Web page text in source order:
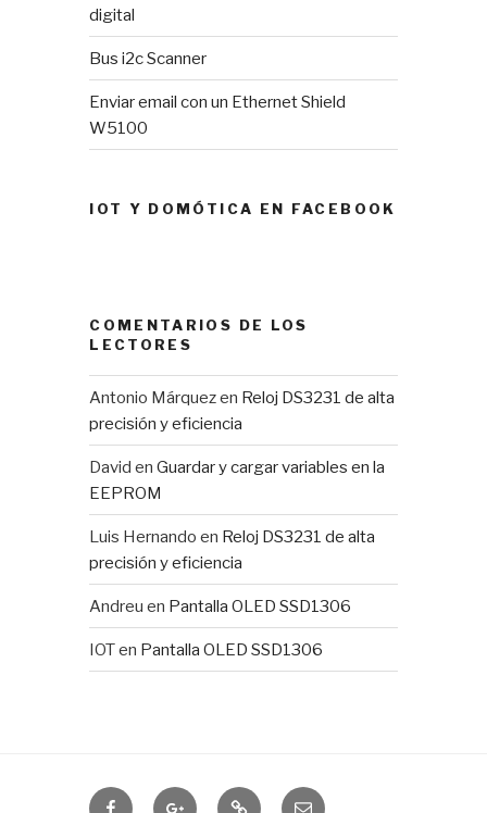
digital
Bus i2c Scanner
Enviar email con un Ethernet Shield
W5100
IOT Y DOMÓTICA EN FACEBOOK
COMENTARIOS DE LOS
LECTORES
Antonio Márquezen Reloj DS3231 de alta
precisión y eficiencia
David enGuardar y cargar variables en la
EEPROM
Luis Hernando en Reloj DS3231 de alta
precisión y eficiencia
Andreu en Pantalla OLED SSD1306
IOTen Pantalla OLED SSD1306
DomóticaIOTUY RSS Correo